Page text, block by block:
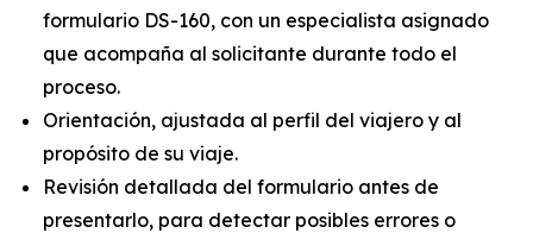
formulario DS-160, con un especialista asignado
que acompaña al solicitante durante todo el
proceso.
Orientación, ajustada al perfil del viajero y al
propósito de su viaje.
Revisión detallada del formulario antes de
presentarlo, para detectar posibles errores o